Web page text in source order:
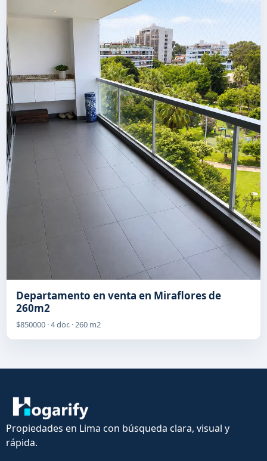
Departamento en venta en Miraflores de
260m2
$850000 · 4 dor. · 260 m2
Propiedades en Lima con búsqueda clara, visual y
rápida.